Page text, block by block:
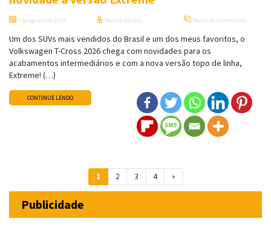
5 de agosto de 2025 Renato Parizzi Nenhum comentário
Um dos SUVs mais vendidos do Brasil e um dos meus favoritos, o
Volkswagen T-Cross 2026 chega com novidades para os
acabamentos intermediários e com a nova versão topo de linha,
Extreme! (…)
CONTINUE LENDO
Navegação entre posts
1 2 3 4 »
Publicidade